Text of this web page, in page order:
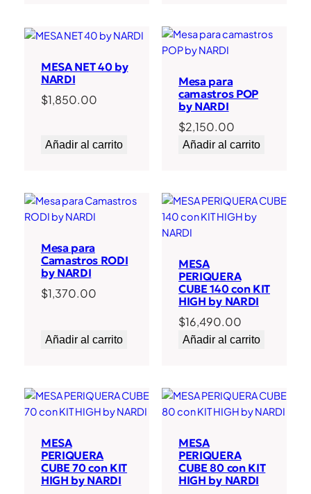
MESA NET 40 by
NARDI
$1,850.00
Añadir al carrito
Mesa para
camastros POP
by NARDI
$2,150.00
Añadir al carrito
Mesa para
Camastros RODI
by NARDI
$1,370.00
Añadir al carrito
MESA
PERIQUERA
CUBE 140 con KIT
HIGH by NARDI
$16,490.00
Añadir al carrito
MESA
PERIQUERA
CUBE 70 con KIT
HIGH by NARDI
MESA
PERIQUERA
CUBE 80 con KIT
HIGH by NARDI